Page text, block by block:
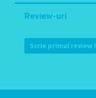
Review-uri
Scrie primul review !